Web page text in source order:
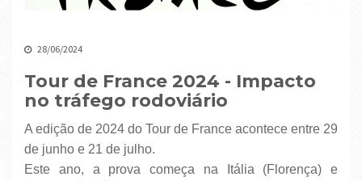
28/06/2024
Tour de France 2024 - Impacto
no tráfego rodoviário
A edição de 2024 do Tour de France acontece entre 29
de junho e 21 de julho.
Este ano, a prova começa na Itália (Florença) e